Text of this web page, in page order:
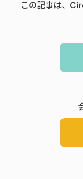
この記事は、